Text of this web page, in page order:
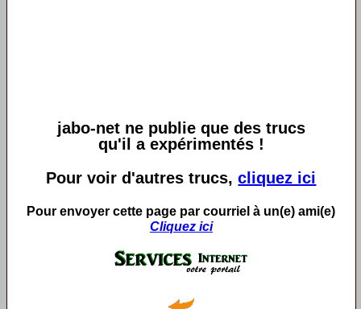
jabo-net ne publie que des trucs
qu'il a expérimentés !
Pour voir d'autres trucs,cliquez ici
Pour envoyer cette page par courriel à un(e) ami(e)
Cliquez ici